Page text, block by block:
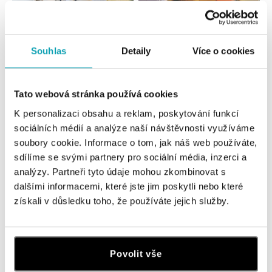
Souhlas Detaily Více o cookies
Tato webová stránka používá cookies
K personalizaci obsahu a reklam, poskytování funkcí
sociálních médií a analýze naší návštěvnosti využíváme
soubory cookie. Informace o tom, jak náš web používáte,
sdílíme se svými partnery pro sociální média, inzerci a
analýzy. Partneři tyto údaje mohou zkombinovat s
dalšími informacemi, které jste jim poskytli nebo které
získali v důsledku toho, že používáte jejich služby.
Povolit vše
Všetky Slovensko
Hlavná 123/1, 040 01 Košice
otvorené v Pondelok od 09:00
ALOve OC Aupark, Bratislava
Einsteinova 3541/18, 851 01 Bratislava
tel.: +421917090556
dnes otvorené od 09:00
ALOve OC Eurovea, Bratislava